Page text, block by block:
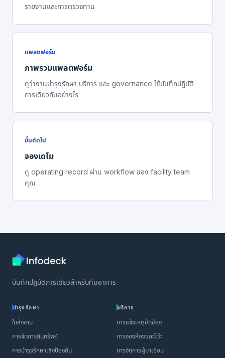
รายงานและการตรวจทาน
แพลตฟอร์ม
ภาพรวมแพลตฟอร์ม
ดูว่างานบำรุงรักษา บริการ และ governance ใช้บันทึกปฏิบัติ
การเดียวกันอย่างไร
ขั้นถัดไป
จองเดโม
ดู operating record ผ่าน workflow ของ facility team
คุณ
บันทึกปฏิบัติการเดียวสำหรับทีมอาคาร
บำรุงรักษา
ใบสั่งงาน
การจัดการสินทรัพย์
การบำรุงรักษาเชิงป้องกัน
บริการ
การแจ้งเหตุขัดข้อง
การจองห้องและโต๊ะ
การจัดการผู้มาเยือน